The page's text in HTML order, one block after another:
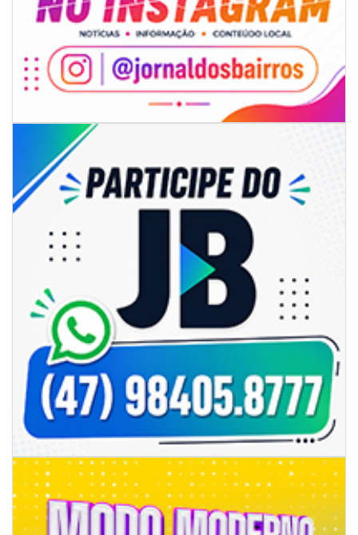
06/08/2026 | 18:28
Ciclone-bomba se forma sobre o oceano, mas Santa Catarina terá
impactos provocados pela frente fria e pelo vento Sul
ITAPEMA
06/08/2026 | 07:00
Secretaria de Cultura retoma oficinas culturais com diversas
modalidades para a comunidade